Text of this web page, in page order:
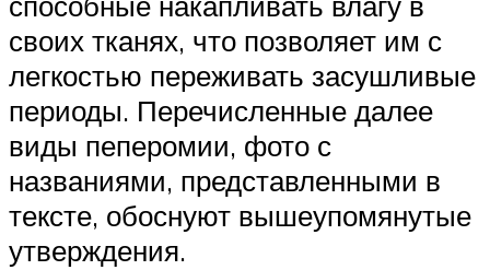
своих тканях, что позволяет им с
легкостью переживать засушливые
периоды. Перечисленные далее
виды пеперомии, фото с
названиями, представленными в
тексте, обоснуют вышеупомянутые
утверждения.